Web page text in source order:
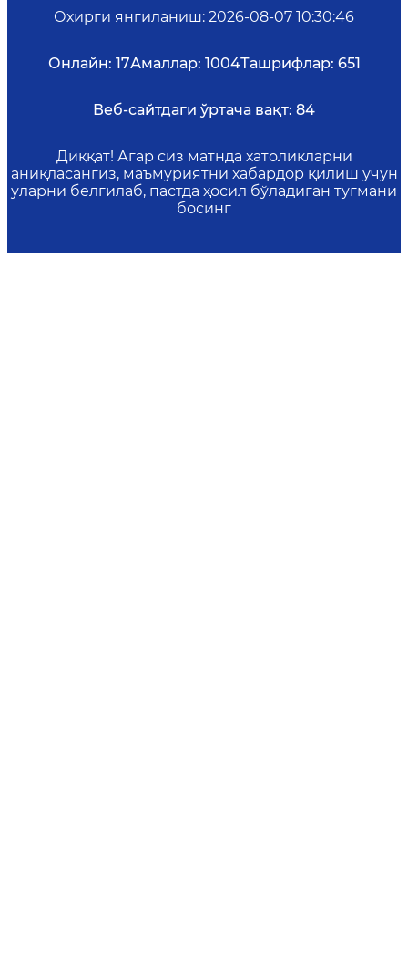
Охирги янгиланиш: 2026-08-07 10:30:46
Онлайн: 17Амаллар: 1004Ташрифлар: 651
Веб-сайтдаги ўртача вақт: 84
Диққат! Агар сиз матнда хатоликларни
аниқласангиз, маъмуриятни хабардор қилиш учун
уларни белгилаб, пастда ҳосил бўладиган тугмани
босинг